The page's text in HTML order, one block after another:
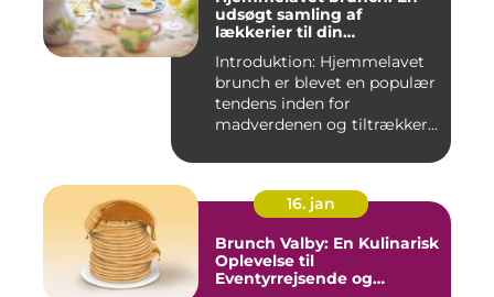
udsøgt samling af
lækkerier til din
Introduktion: Hjemmelavet
brunch er blevet en populær
tendens inden for
madverdenen og tiltrækker
16. jan
Brunch Valby: En Kulinarisk
Oplevelse til
Eventyrrejsende og